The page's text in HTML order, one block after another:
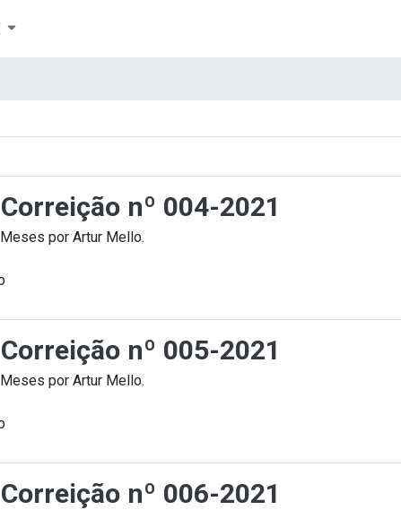
nº 004-2021
por Artur Mello.
nº 005-2021
por Artur Mello.
nº 006-2021